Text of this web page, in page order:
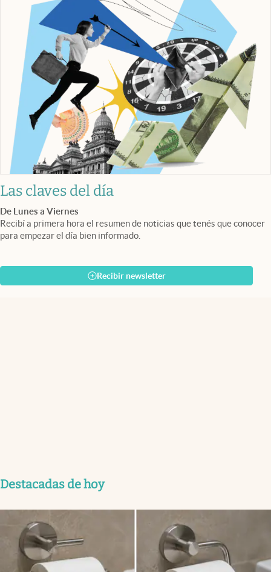
Las claves del día
De Lunes a Viernes
Recibí a primera hora el resumen de noticias que tenés que conocer
para empezar el día bien informado.
Recibir newsletter
Destacadas de hoy